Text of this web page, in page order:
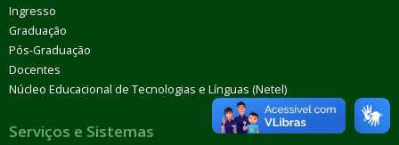
Ingresso
Graduação
Pós-Graduação
Docentes
Núcleo Educacional de Tecnologias e Línguas (Netel)
Serviços e Sistemas